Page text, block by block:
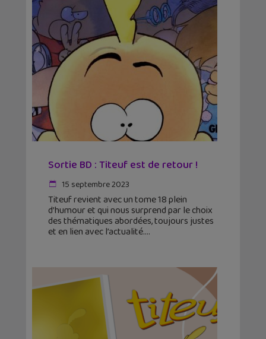
Sortie BD : Titeuf est de retour !
15 septembre 2023
Titeuf revient avec un tome 18 plein
d’humour et qui nous surprend par le choix
des thématiques abordées, toujours justes
et en lien avec l’actualité.